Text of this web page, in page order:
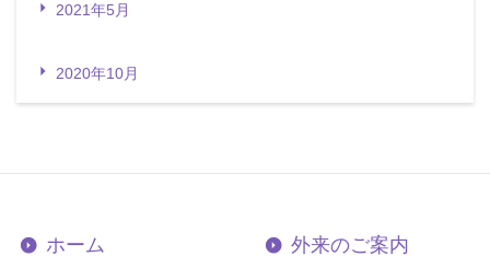
2021年5月
2020年10月
ホーム
外来のご案内